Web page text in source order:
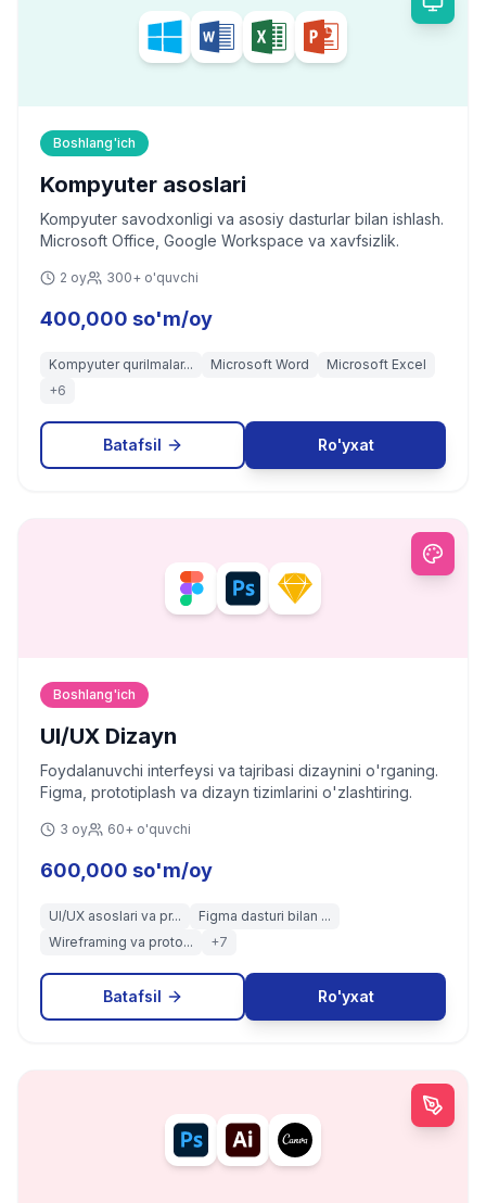
Boshlang'ich
Kompyuter asoslari
Kompyuter savodxonligi va asosiy dasturlar bilan ishlash.
Microsoft Office, Google Workspace va xavfsizlik.
2 oy 300+ o'quvchi
400,000 so'm/oy
Kompyuter qurilmalar... Microsoft Word
Microsoft Excel
+6
Batafsil Ro'yxat
Boshlang'ich
UI/UX Dizayn
Foydalanuvchi interfeysi va tajribasi dizaynini o'rganing.
Figma, prototiplash va dizayn tizimlarini o'zlashtiring.
3 oy 60+ o'quvchi
600,000 so'm/oy
UI/UX asoslari va pr...
Figma dasturi bilan ...
Wireframing va proto...
+7
Batafsil Ro'yxat